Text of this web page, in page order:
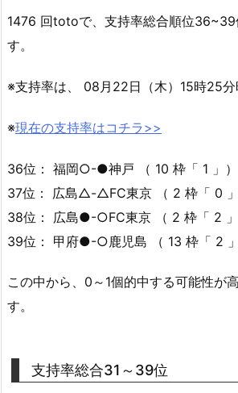
1476 回totoで、支持率総合順位36~39
す。
※支持率は、 08月22日（木）15時25分
※現在の支持率はコチラ>>
36位： 福岡○-●神戸 （ 10 枠「 1 」）
37位： 広島△-△FC東京 （ 2 枠「 0 」
38位： 広島●-○FC東京 （ 2 枠「 2 」
39位： 甲府●-○鹿児島 （ 13 枠「 2 」
この中から、0～1個的中する可能性が
す。
支持率総合31～39位